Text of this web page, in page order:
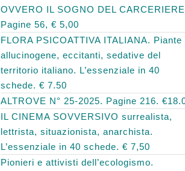
OVVERO IL SOGNO DEL
Pagine 56, € 5,00
FLORA PSICOATTIVA ITALIANA. Piante
allucinogene, eccitanti, sedative del
territorio italiano. L’essenziale in 40
schede. € 7.50
ALTROVE N° 25-2025. Pagine 216.
IL CINEMA SOVVERSIVO surrealista,
lettrista, situazionista, anarchista.
L’essenziale in 40 schede. € 7,50
Pionieri e attivisti dell’ecologismo.